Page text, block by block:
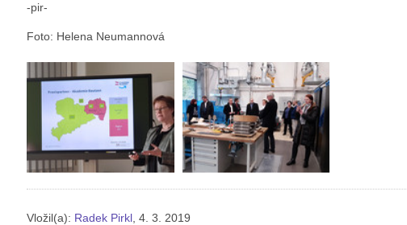
-pir-
Foto: Helena Neumannová
Vložil(a): Radek Pirkl , 4. 3. 2019